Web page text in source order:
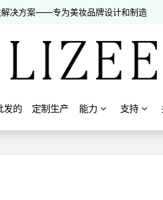
解决方案——专为美妆品牌设计和制造
发的 定制生产 能力 支持